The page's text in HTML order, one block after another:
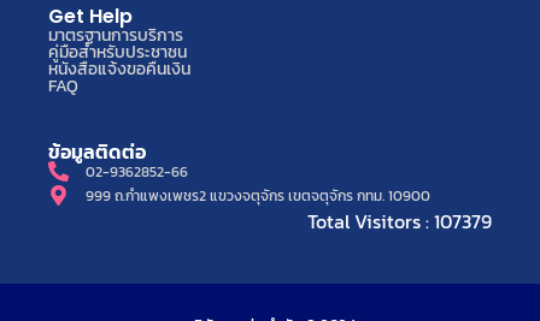
Get Help
มาตรฐานการบริการ
คู่มือสำหรับประชาชน
หนังสือแจ้งขอคืนเงิน
FAQ
ข้อมูลติดต่อ
02-9362852-66
999 ถ.กำแพงเพชร2 แขวงจตุจักร เขตจตุจักร กทม. 10900
Total Visitors : 107379